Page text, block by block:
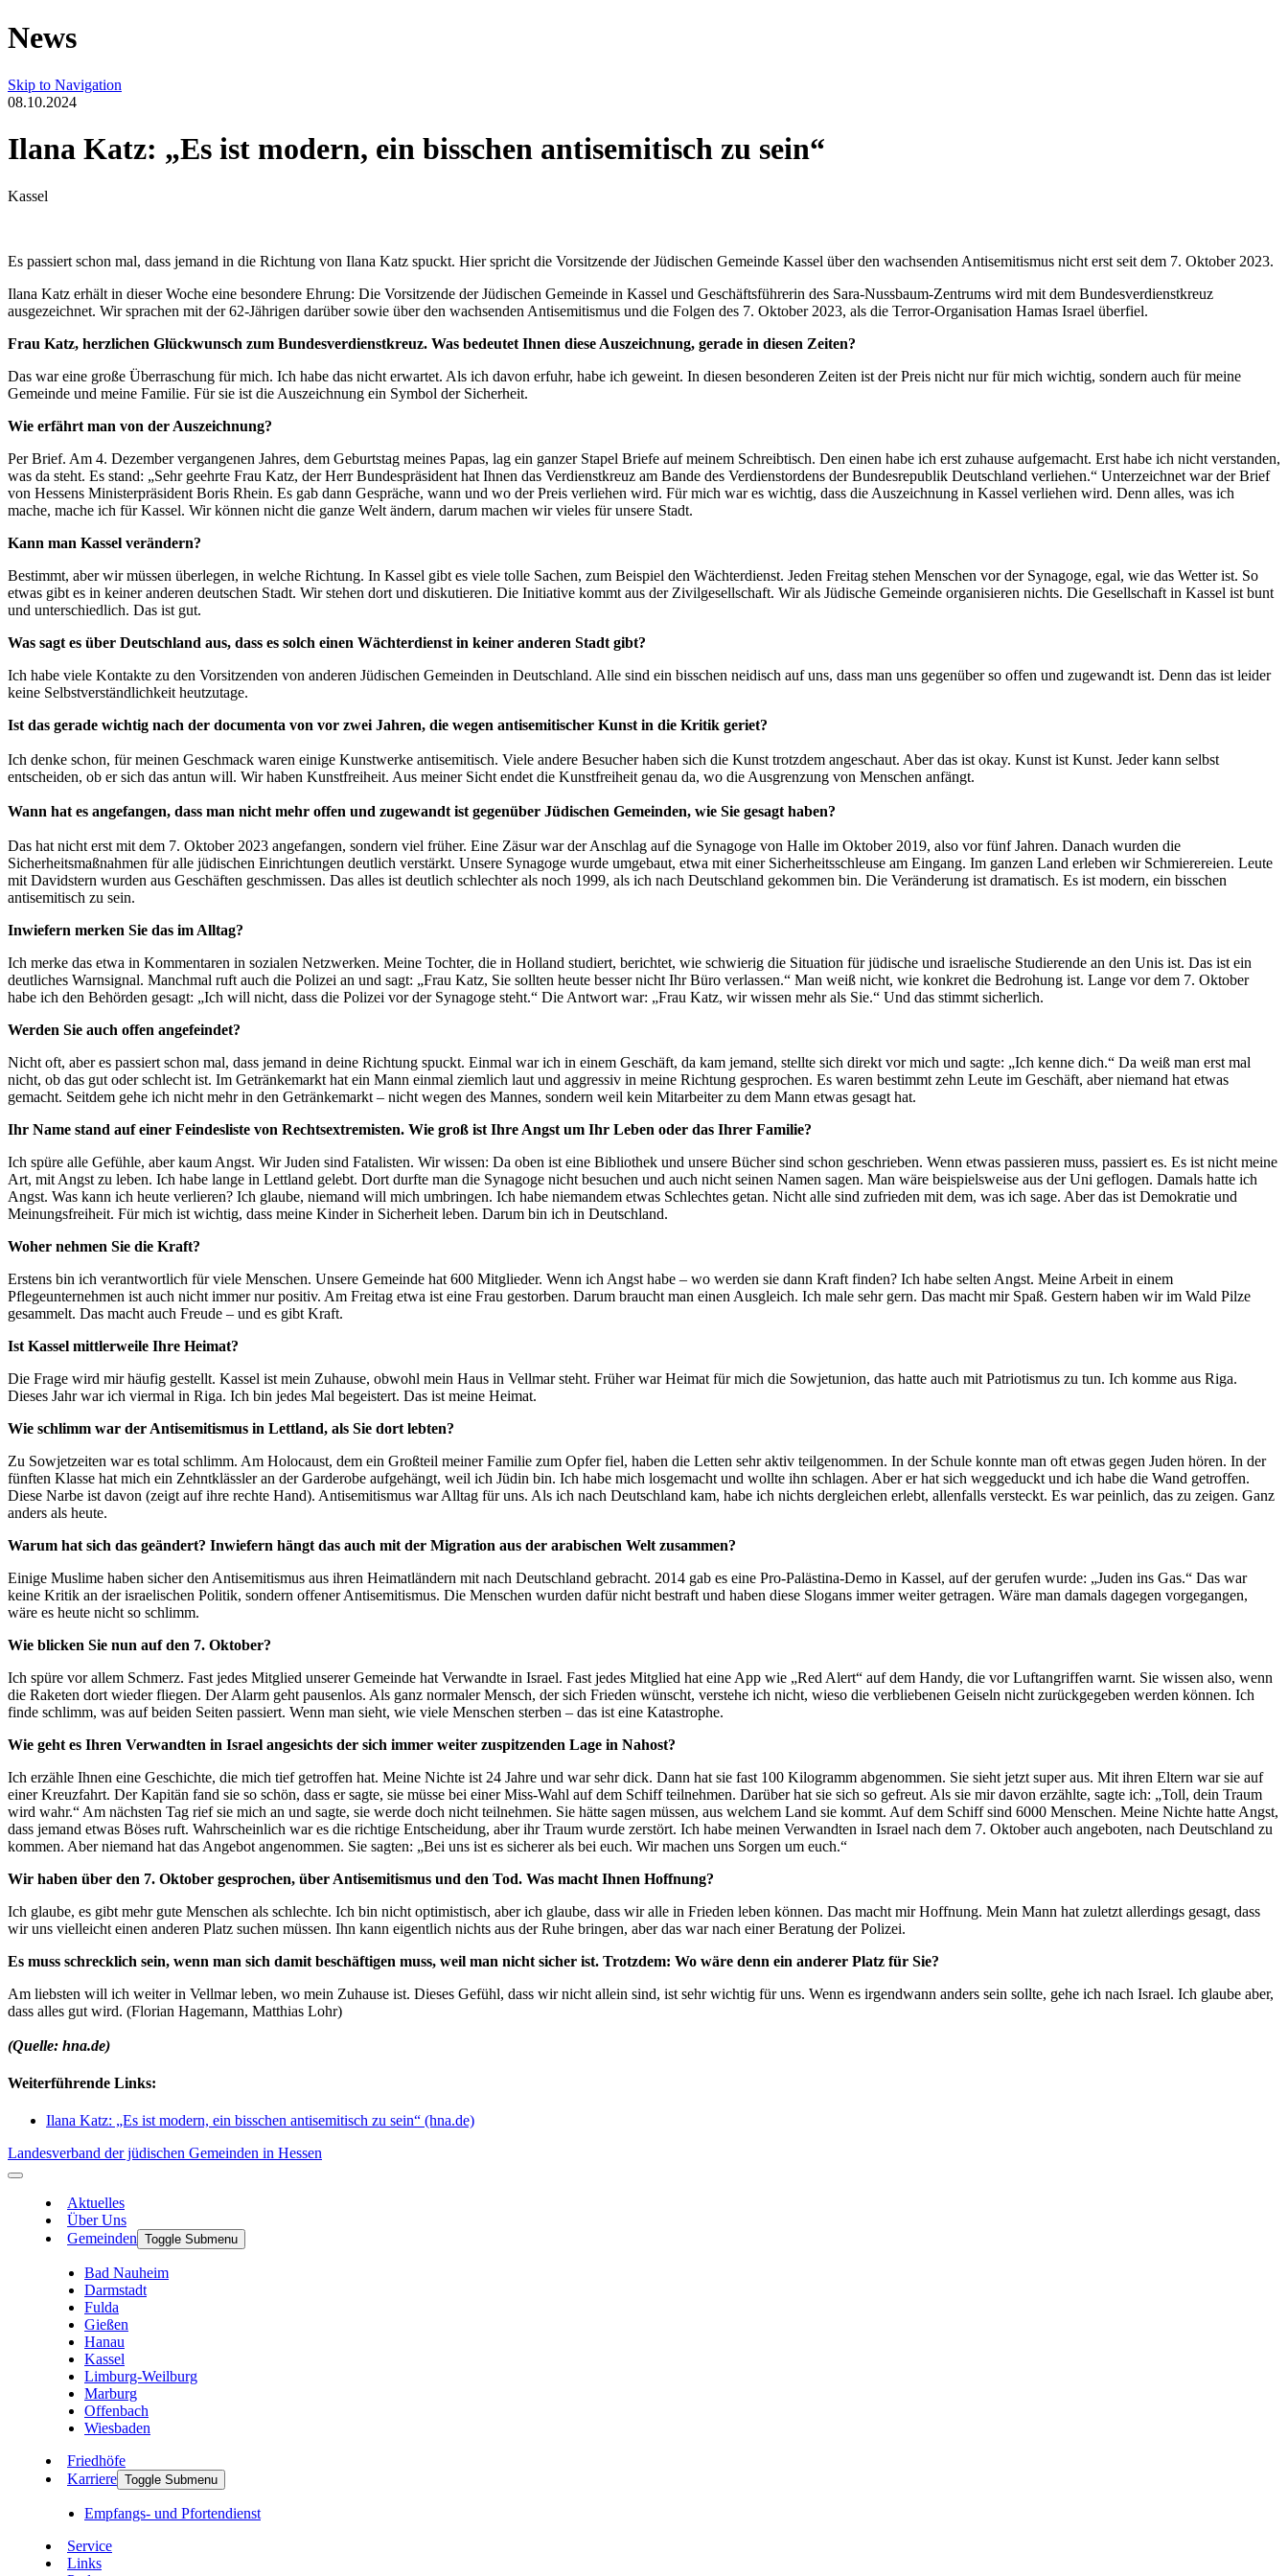
News
Skip to Navigation
08.10.2024
Ilana Katz: „Es ist modern, ein bisschen antisemitisch zu sein“
Kassel
Es passiert schon mal, dass jemand in die Richtung von Ilana Katz spuckt. Hier spricht die Vorsitzende der Jüdischen Gemeinde Kassel über den wachsenden Antisemitismus nicht erst seit dem 7. Oktober 2023.
Ilana Katz erhält in dieser Woche eine besondere Ehrung: Die Vorsitzende der Jüdischen Gemeinde in Kassel und Geschäftsführerin des Sara-Nussbaum-Zentrums wird mit dem Bundesverdienstkreuz
ausgezeichnet. Wir sprachen mit der 62-Jährigen darüber sowie über den wachsenden Antisemitismus und die Folgen des 7. Oktober 2023, als die Terror-Organisation Hamas Israel überfiel.
Frau Katz, herzlichen Glückwunsch zum Bundesverdienstkreuz. Was bedeutet Ihnen diese Auszeichnung, gerade in diesen Zeiten?
Das war eine große Überraschung für mich. Ich habe das nicht erwartet. Als ich davon erfuhr, habe ich geweint. In diesen besonderen Zeiten ist der Preis nicht nur für mich wichtig, sondern auch für meine
Gemeinde und meine Familie. Für sie ist die Auszeichnung ein Symbol der Sicherheit.
Wie erfährt man von der Auszeichnung?
Per Brief. Am 4. Dezember vergangenen Jahres, dem Geburtstag meines Papas, lag ein ganzer Stapel Briefe auf meinem Schreibtisch. Den einen habe ich erst zuhause aufgemacht. Erst habe ich nicht verstanden,
was da steht. Es stand: „Sehr geehrte Frau Katz, der Herr Bundespräsident hat Ihnen das Verdienstkreuz am Bande des Verdienstordens der Bundesrepublik Deutschland verliehen.“ Unterzeichnet war der Brief
von Hessens Ministerpräsident Boris Rhein. Es gab dann Gespräche, wann und wo der Preis verliehen wird. Für mich war es wichtig, dass die Auszeichnung in Kassel verliehen wird. Denn alles, was ich
mache, mache ich für Kassel. Wir können nicht die ganze Welt ändern, darum machen wir vieles für unsere Stadt.
Kann man Kassel verändern?
Bestimmt, aber wir müssen überlegen, in welche Richtung. In Kassel gibt es viele tolle Sachen, zum Beispiel den Wächterdienst. Jeden Freitag stehen Menschen vor der Synagoge, egal, wie das Wetter ist. So
etwas gibt es in keiner anderen deutschen Stadt. Wir stehen dort und diskutieren. Die Initiative kommt aus der Zivilgesellschaft. Wir als Jüdische Gemeinde organisieren nichts. Die Gesellschaft in Kassel ist bunt
und unterschiedlich. Das ist gut.
Was sagt es über Deutschland aus, dass es solch einen Wächterdienst in keiner anderen Stadt gibt?
Ich habe viele Kontakte zu den Vorsitzenden von anderen Jüdischen Gemeinden in Deutschland. Alle sind ein bisschen neidisch auf uns, dass man uns gegenüber so offen und zugewandt ist. Denn das ist leider
keine Selbstverständlichkeit heutzutage.
Ist das gerade wichtig nach der documenta von vor zwei Jahren, die wegen antisemitischer Kunst in die Kritik geriet?
Ich denke schon, für meinen Geschmack waren einige Kunstwerke antisemitisch. Viele andere Besucher haben sich die Kunst trotzdem angeschaut. Aber das ist okay. Kunst ist Kunst. Jeder kann selbst
entscheiden, ob er sich das antun will. Wir haben Kunstfreiheit. Aus meiner Sicht endet die Kunstfreiheit genau da, wo die Ausgrenzung von Menschen anfängt.
Wann hat es angefangen, dass man nicht mehr offen und zugewandt ist gegenüber Jüdischen Gemeinden, wie Sie gesagt haben?
Das hat nicht erst mit dem 7. Oktober 2023 angefangen, sondern viel früher. Eine Zäsur war der Anschlag auf die Synagoge von Halle im Oktober 2019, also vor fünf Jahren. Danach wurden die
Sicherheitsmaßnahmen für alle jüdischen Einrichtungen deutlich verstärkt. Unsere Synagoge wurde umgebaut, etwa mit einer Sicherheitsschleuse am Eingang. Im ganzen Land erleben wir Schmierereien. Leute
mit Davidstern wurden aus Geschäften geschmissen. Das alles ist deutlich schlechter als noch 1999, als ich nach Deutschland gekommen bin. Die Veränderung ist dramatisch. Es ist modern, ein bisschen
antisemitisch zu sein.
Inwiefern merken Sie das im Alltag?
Ich merke das etwa in Kommentaren in sozialen Netzwerken. Meine Tochter, die in Holland studiert, berichtet, wie schwierig die Situation für jüdische und israelische Studierende an den Unis ist. Das ist ein
deutliches Warnsignal. Manchmal ruft auch die Polizei an und sagt: „Frau Katz, Sie sollten heute besser nicht Ihr Büro verlassen.“ Man weiß nicht, wie konkret die Bedrohung ist. Lange vor dem 7. Oktober
habe ich den Behörden gesagt: „Ich will nicht, dass die Polizei vor der Synagoge steht.“ Die Antwort war: „Frau Katz, wir wissen mehr als Sie.“ Und das stimmt sicherlich.
Werden Sie auch offen angefeindet?
Nicht oft, aber es passiert schon mal, dass jemand in deine Richtung spuckt. Einmal war ich in einem Geschäft, da kam jemand, stellte sich direkt vor mich und sagte: „Ich kenne dich.“ Da weiß man erst mal
nicht, ob das gut oder schlecht ist. Im Getränkemarkt hat ein Mann einmal ziemlich laut und aggressiv in meine Richtung gesprochen. Es waren bestimmt zehn Leute im Geschäft, aber niemand hat etwas
gemacht. Seitdem gehe ich nicht mehr in den Getränkemarkt – nicht wegen des Mannes, sondern weil kein Mitarbeiter zu dem Mann etwas gesagt hat.
Ihr Name stand auf einer Feindesliste von Rechtsextremisten. Wie groß ist Ihre Angst um Ihr Leben oder das Ihrer Familie?
Ich spüre alle Gefühle, aber kaum Angst. Wir Juden sind Fatalisten. Wir wissen: Da oben ist eine Bibliothek und unsere Bücher sind schon geschrieben. Wenn etwas passieren muss, passiert es. Es ist nicht meine
Art, mit Angst zu leben. Ich habe lange in Lettland gelebt. Dort durfte man die Synagoge nicht besuchen und auch nicht seinen Namen sagen. Man wäre beispielsweise aus der Uni geflogen. Damals hatte ich
Angst. Was kann ich heute verlieren? Ich glaube, niemand will mich umbringen. Ich habe niemandem etwas Schlechtes getan. Nicht alle sind zufrieden mit dem, was ich sage. Aber das ist Demokratie und
Meinungsfreiheit. Für mich ist wichtig, dass meine Kinder in Sicherheit leben. Darum bin ich in Deutschland.
Woher nehmen Sie die Kraft?
Erstens bin ich verantwortlich für viele Menschen. Unsere Gemeinde hat 600 Mitglieder. Wenn ich Angst habe – wo werden sie dann Kraft finden? Ich habe selten Angst. Meine Arbeit in einem
Pflegeunternehmen ist auch nicht immer nur positiv. Am Freitag etwa ist eine Frau gestorben. Darum braucht man einen Ausgleich. Ich male sehr gern. Das macht mir Spaß. Gestern haben wir im Wald Pilze
gesammelt. Das macht auch Freude – und es gibt Kraft.
Ist Kassel mittlerweile Ihre Heimat?
Die Frage wird mir häufig gestellt. Kassel ist mein Zuhause, obwohl mein Haus in Vellmar steht. Früher war Heimat für mich die Sowjetunion, das hatte auch mit Patriotismus zu tun. Ich komme aus Riga.
Dieses Jahr war ich viermal in Riga. Ich bin jedes Mal begeistert. Das ist meine Heimat.
Wie schlimm war der Antisemitismus in Lettland, als Sie dort lebten?
Zu Sowjetzeiten war es total schlimm. Am Holocaust, dem ein Großteil meiner Familie zum Opfer fiel, haben die Letten sehr aktiv teilgenommen. In der Schule konnte man oft etwas gegen Juden hören. In der
fünften Klasse hat mich ein Zehntklässler an der Garderobe aufgehängt, weil ich Jüdin bin. Ich habe mich losgemacht und wollte ihn schlagen. Aber er hat sich weggeduckt und ich habe die Wand getroffen.
Diese Narbe ist davon (zeigt auf ihre rechte Hand). Antisemitismus war Alltag für uns. Als ich nach Deutschland kam, habe ich nichts dergleichen erlebt, allenfalls versteckt. Es war peinlich, das zu zeigen. Ganz
anders als heute.
Warum hat sich das geändert? Inwiefern hängt das auch mit der Migration aus der arabischen Welt zusammen?
Einige Muslime haben sicher den Antisemitismus aus ihren Heimatländern mit nach Deutschland gebracht. 2014 gab es eine Pro-Palästina-Demo in Kassel, auf der gerufen wurde: „Juden ins Gas.“ Das war
keine Kritik an der israelischen Politik, sondern offener Antisemitismus. Die Menschen wurden dafür nicht bestraft und haben diese Slogans immer weiter getragen. Wäre man damals dagegen vorgegangen,
wäre es heute nicht so schlimm.
Wie blicken Sie nun auf den 7. Oktober?
Ich spüre vor allem Schmerz. Fast jedes Mitglied unserer Gemeinde hat Verwandte in Israel. Fast jedes Mitglied hat eine App wie „Red Alert“ auf dem Handy, die vor Luftangriffen warnt. Sie wissen also, wenn
die Raketen dort wieder fliegen. Der Alarm geht pausenlos. Als ganz normaler Mensch, der sich Frieden wünscht, verstehe ich nicht, wieso die verbliebenen Geiseln nicht zurückgegeben werden können. Ich
finde schlimm, was auf beiden Seiten passiert. Wenn man sieht, wie viele Menschen sterben – das ist eine Katastrophe.
Wie geht es Ihren Verwandten in Israel angesichts der sich immer weiter zuspitzenden Lage in Nahost?
Ich erzähle Ihnen eine Geschichte, die mich tief getroffen hat. Meine Nichte ist 24 Jahre und war sehr dick. Dann hat sie fast 100 Kilogramm abgenommen. Sie sieht jetzt super aus. Mit ihren Eltern war sie auf
einer Kreuzfahrt. Der Kapitän fand sie so schön, dass er sagte, sie müsse bei einer Miss-Wahl auf dem Schiff teilnehmen. Darüber hat sie sich so gefreut. Als sie mir davon erzählte, sagte ich: „Toll, dein Traum
wird wahr.“ Am nächsten Tag rief sie mich an und sagte, sie werde doch nicht teilnehmen. Sie hätte sagen müssen, aus welchem Land sie kommt. Auf dem Schiff sind 6000 Menschen. Meine Nichte hatte Angst,
dass jemand etwas Böses ruft. Wahrscheinlich war es die richtige Entscheidung, aber ihr Traum wurde zerstört. Ich habe meinen Verwandten in Israel nach dem 7. Oktober auch angeboten, nach Deutschland zu
kommen. Aber niemand hat das Angebot angenommen. Sie sagten: „Bei uns ist es sicherer als bei euch. Wir machen uns Sorgen um euch.“
Wir haben über den 7. Oktober gesprochen, über Antisemitismus und den Tod. Was macht Ihnen Hoffnung?
Ich glaube, es gibt mehr gute Menschen als schlechte. Ich bin nicht optimistisch, aber ich glaube, dass wir alle in Frieden leben können. Das macht mir Hoffnung. Mein Mann hat zuletzt allerdings gesagt, dass
wir uns vielleicht einen anderen Platz suchen müssen. Ihn kann eigentlich nichts aus der Ruhe bringen, aber das war nach einer Beratung der Polizei.
Es muss schrecklich sein, wenn man sich damit beschäftigen muss, weil man nicht sicher ist. Trotzdem: Wo wäre denn ein anderer Platz für Sie?
Am liebsten will ich weiter in Vellmar leben, wo mein Zuhause ist. Dieses Gefühl, dass wir nicht allein sind, ist sehr wichtig für uns. Wenn es irgendwann anders sein sollte, gehe ich nach Israel. Ich glaube aber,
dass alles gut wird. (Florian Hagemann, Matthias Lohr)
(Quelle: hna.de)
Weiterführende Links:
Ilana Katz: „Es ist modern, ein bisschen antisemitisch zu sein“ (hna.de)
Landesverband der jüdischen Gemeinden in Hessen
Aktuelles
Über Uns
Gemeinden Toggle Submenu
Bad Nauheim
Darmstadt
Fulda
Gießen
Hanau
Kassel
Limburg-Weilburg
Marburg
Offenbach
Wiesbaden
Friedhöfe
Karriere Toggle Submenu
Empfangs- und Pfortendienst
Service
Links